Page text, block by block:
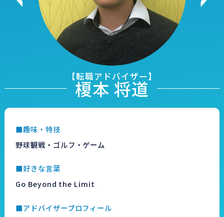
【転職アドバイザー】
榎本 将道
■趣味・特技
野球観戦・ゴルフ・ゲーム
■好きな言葉
Go Beyond the Limit
■アドバイザープロフィール